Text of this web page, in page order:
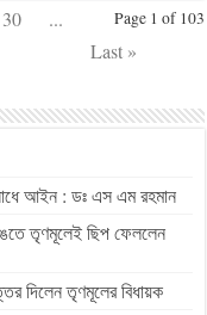
Page 1 of 103
30
...
Last »
আইন : ডঃ এস এম রহমান
তৃণমূলেই ছিপ ফেললেন
দিলেন তৃণমূলের বিধায়ক